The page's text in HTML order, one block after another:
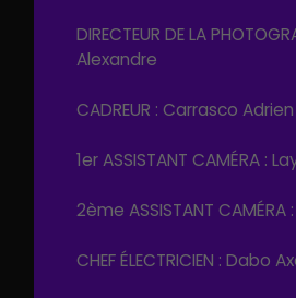
DIRECTEUR DE LA
Alexandre
CADREUR : Carrasco Adrien
1er ASSISTANT CAMÉRA :
2ème ASSISTANT CAMÉRA
CHEF ÉLECTRICIEN : Dabo